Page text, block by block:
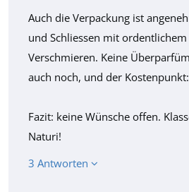
Auch die Verpackung ist
und Schliessen mit
Verschmieren. Keine
auch noch, und der
Fazit: keine Wünsche offen.
Naturi!
3 Antworten